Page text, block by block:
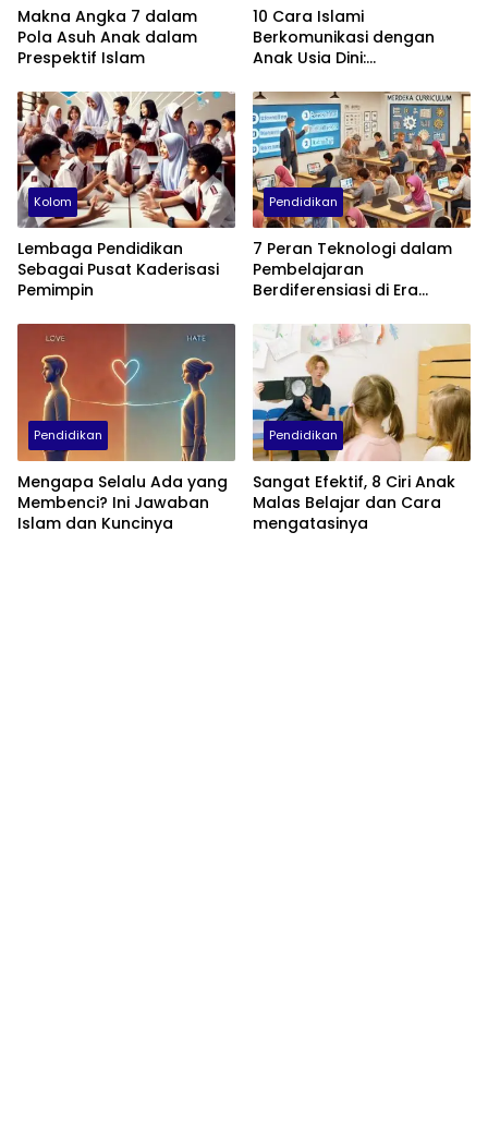
Makna Angka 7 dalam
Pola Asuh Anak dalam
Prespektif Islam
10 Cara Islami
Berkomunikasi dengan
Anak Usia Dini:
Empati, dan Cinta
Kolom
Lembaga Pendidikan
Sebagai Pusat Kaderisasi
Pemimpin
Pendidikan
7 Peran Teknologi dalam
Pembelajaran
Berdiferensiasi di Era
Pendidikan
Mengapa Selalu Ada yang
Membenci? Ini Jawaban
Islam dan Kuncinya
Pendidikan
Sangat Efektif, 8 Ciri Anak
Malas Belajar dan Cara
mengatasinya